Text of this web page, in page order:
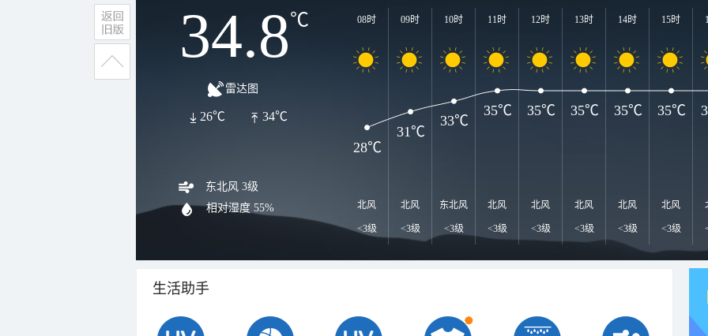
34.8℃
雷达图
34℃
26℃
东北风 3级
相对湿度 55%
08时
北风
<3级
09时
北风
<3级
10时
东北风
<3级
11时
北风
<3级
12时
北风
<3级
13时
北风
<3级
14时
北风
<3级
15时
北风
<3级
28℃
31℃
33℃
35℃ 35℃ 35℃ 35℃ 35℃
生活助手